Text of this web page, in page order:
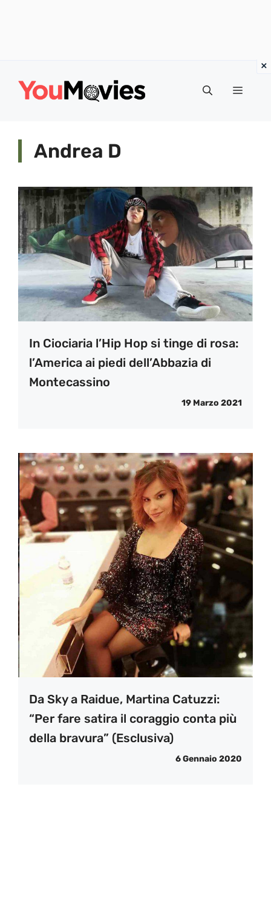
Menu
Andrea D
In Ciociaria l’Hip Hop si tinge di rosa:
l’America ai piedi dell’Abbazia di
Montecassino
19 Marzo 2021
Da Sky a Raidue, Martina Catuzzi:
“Per fare satira il coraggio conta più
della bravura” (Esclusiva)
6 Gennaio 2020